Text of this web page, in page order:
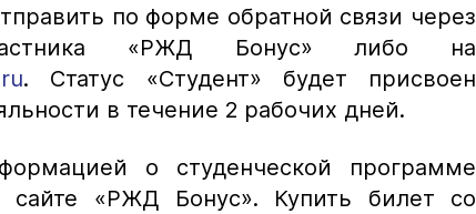
по форме обратной связи через
«РЖД Бонус» либо на
. Статус «Студент» будет присвоен
в течение 2 рабочих дней.
о студенческой программе
сайте «РЖД Бонус». Купить билет со